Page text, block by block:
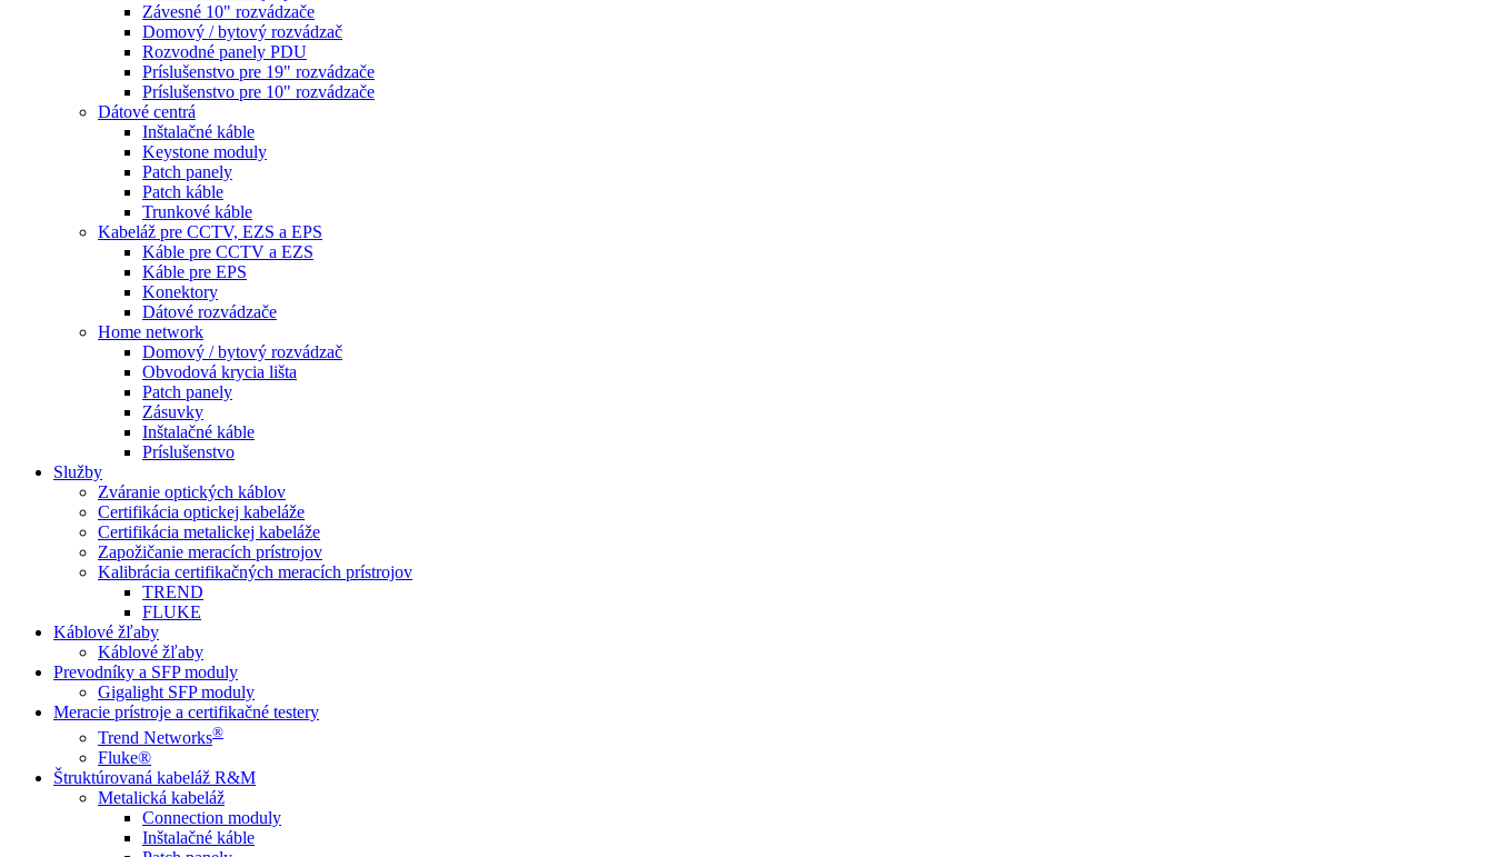
Závesné 10" rozvádzače
Domový / bytový rozvádzač
Rozvodné panely PDU
Príslušenstvo pre 19" rozvádzače
Príslušenstvo pre 10" rozvádzače
Dátové centrá
Inštalačné káble
Keystone moduly
Patch panely
Patch káble
Trunkové káble
Kabeláž pre CCTV, EZS a EPS
Káble pre CCTV a EZS
Káble pre EPS
Konektory
Dátové rozvádzače
Home network
Domový / bytový rozvádzač
Obvodová krycia lišta
Patch panely
Zásuvky
Inštalačné káble
Príslušenstvo
Služby
Zváranie optických káblov
Certifikácia optickej kabeláže
Certifikácia metalickej kabeláže
Zapožičanie meracích prístrojov
Kalibrácia certifikačných meracích prístrojov
TREND
FLUKE
Káblové žľaby
Káblové žľaby
Prevodníky a SFP moduly
Gigalight SFP moduly
Meracie prístroje a certifikačné testery
Trend Networks®
Fluke®
Štruktúrovaná kabeláž R&M
Metalická kabeláž
Connection moduly
Inštalačné káble